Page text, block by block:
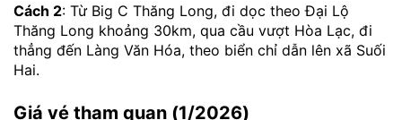
Cách 2: Từ Big C Thăng Long, đi dọc theo Đại Lộ
Thăng Long khoảng 30km, qua cầu vượt Hòa Lạc, đi
thẳng đến Làng Văn Hóa, theo biển chỉ dẫn lên xã Suối
Hai.
Giá vé tham quan (1/2026)